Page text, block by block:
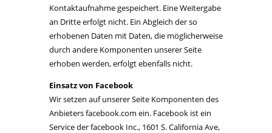
Kontaktaufnahme gespeichert. Eine Weitergabe
an Dritte erfolgt nicht. Ein Abgleich der so
erhobenen Daten mit Daten, die möglicherweise
durch andere Komponenten unserer Seite
erhoben werden, erfolgt ebenfalls nicht.
Einsatz von Facebook
Wir setzen auf unserer Seite Komponenten des
Anbieters facebook.com ein. Facebook ist ein
Service der facebook Inc., 1601 S. California Ave,